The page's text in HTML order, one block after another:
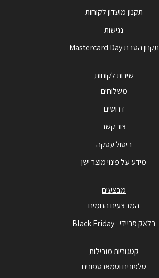
תקנון מועדון לקוחות
נגישות
תקנון הטבת Mastercard Day
שירות לקוחות
משלוחים
דרושים
צור קשר
ביטול עסקה
מידע על פינוי מוצר ישן
מבצעים
המבצעים החמים
בלאק פריידי - Black Friday
קטגוריות מובילות
טלפונים וסמארטפונים